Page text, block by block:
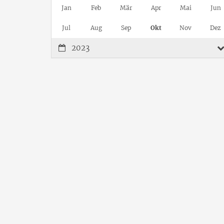
Jan Feb Mär Apr Mai Jun
Jul Aug Sep Okt Nov Dez
2023